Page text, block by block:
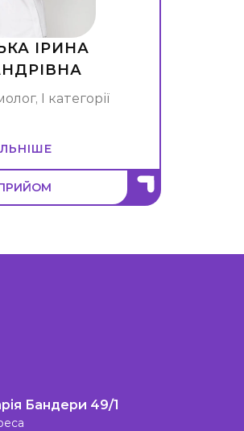
ІРИНА
І категорії
Бандери 49/1